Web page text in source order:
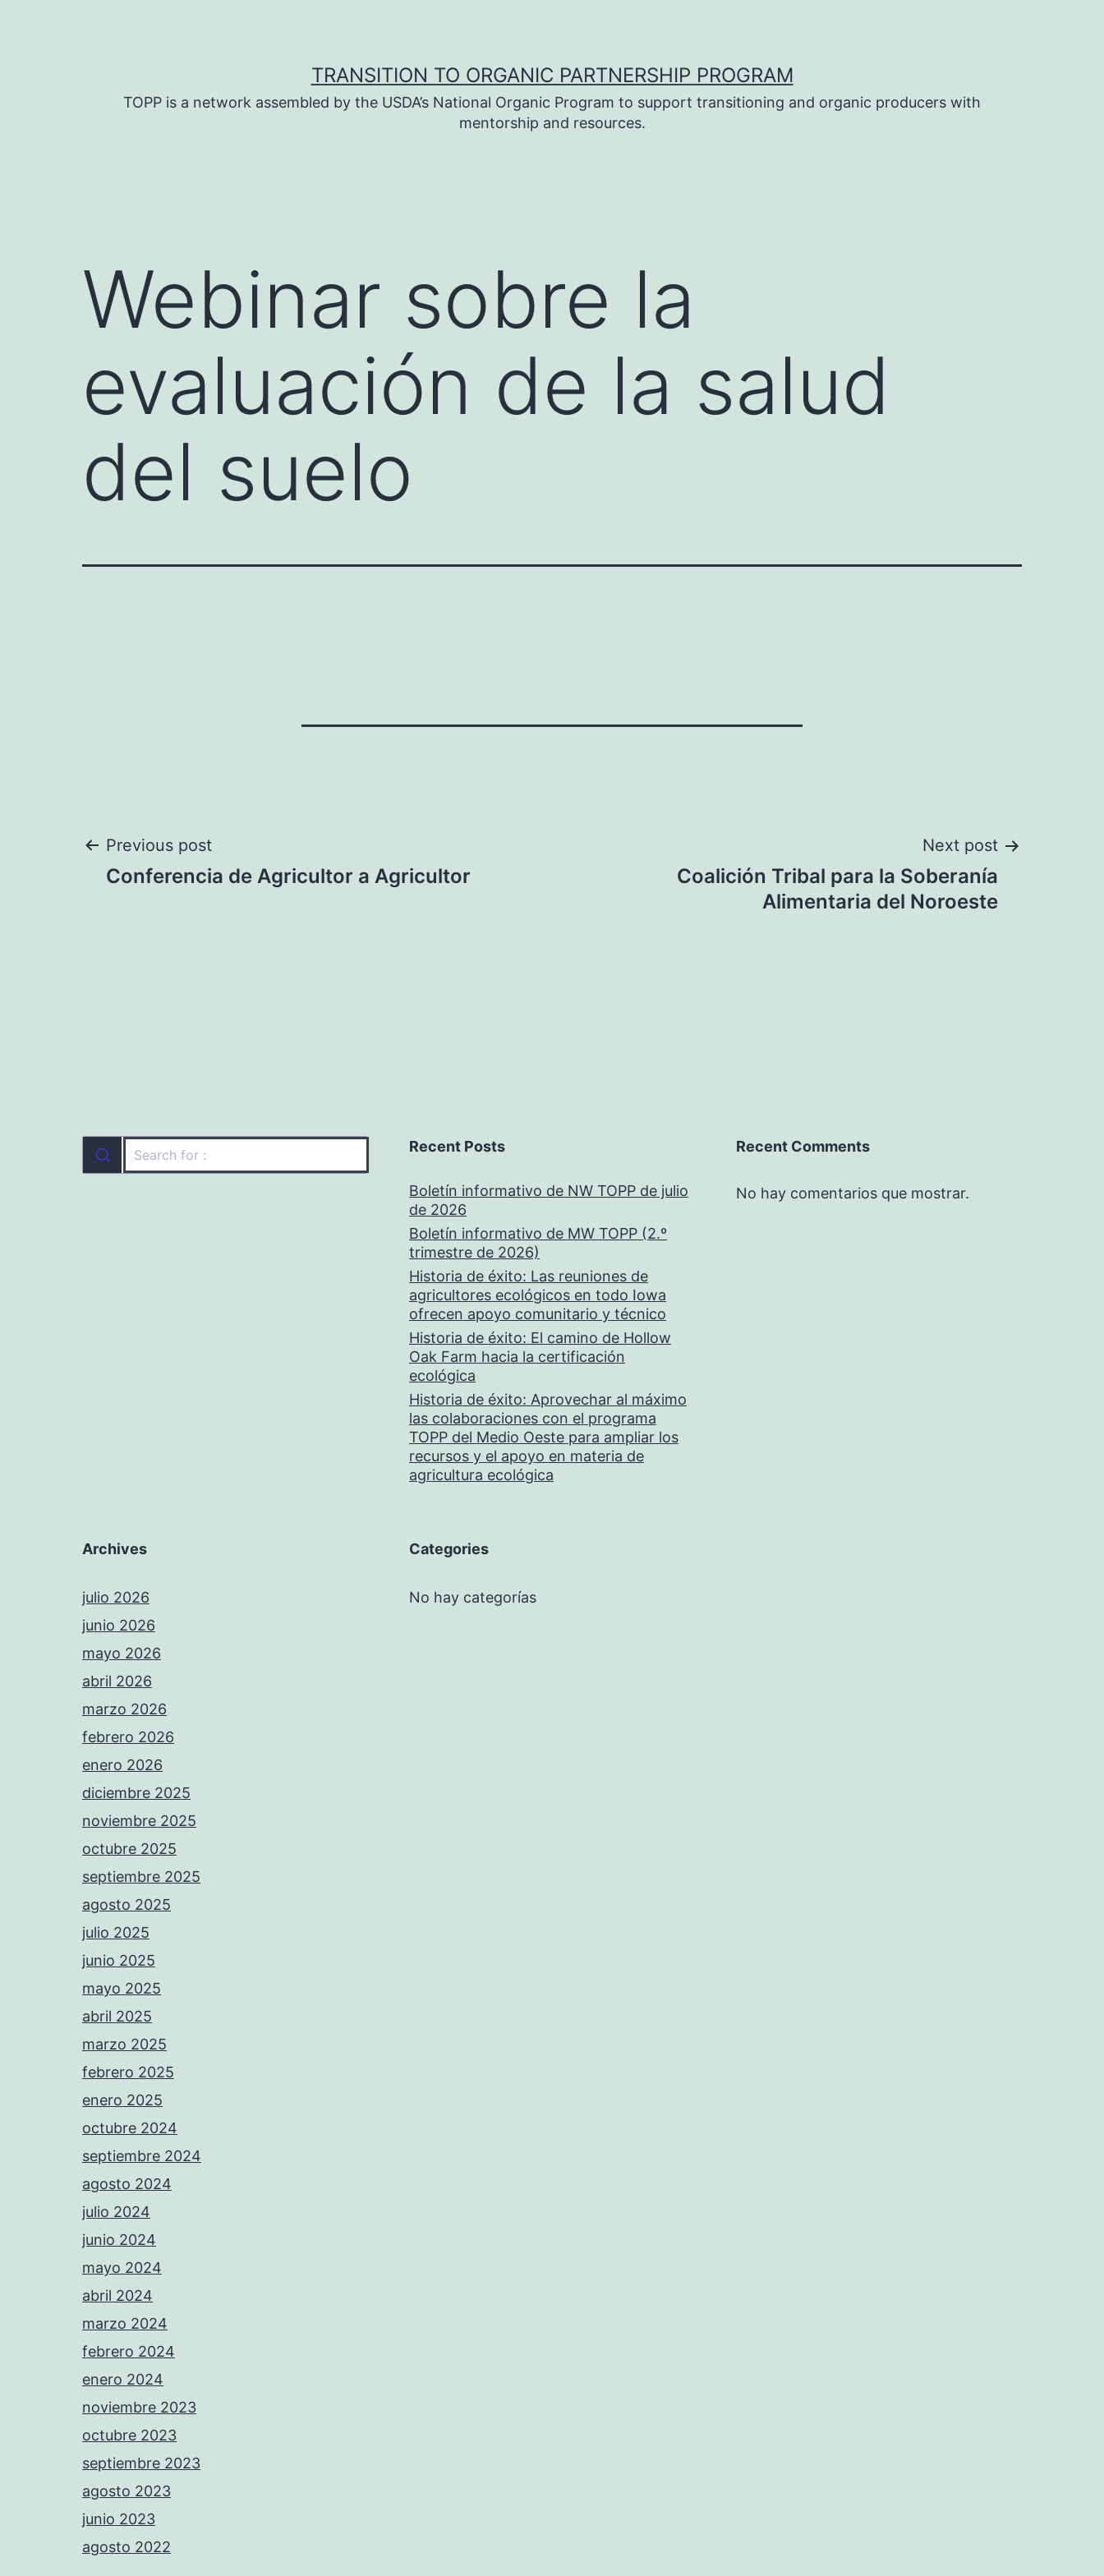
TRANSITION TO ORGANIC PARTNERSHIP PROGRAM
TOPP is a network assembled by the USDA’s National Organic Program to support transitioning and organic producers with
mentorship and resources.
Webinar sobre la
evaluación de la salud
del suelo
Navegación
Previous post
Conferencia de Agricultor a Agricultor
Next post
Coalición Tribal para la Soberanía
Alimentaria del Noroeste
Recent Posts
Boletín informativo de NW TOPP de julio
de 2026
Boletín informativo de MW TOPP (2.º
trimestre de 2026)
Historia de éxito: Las reuniones de
agricultores ecológicos en todo Iowa
ofrecen apoyo comunitario y técnico
Historia de éxito: El camino de Hollow
Oak Farm hacia la certificación
ecológica
Historia de éxito: Aprovechar al máximo
las colaboraciones con el programa
TOPP del Medio Oeste para ampliar los
recursos y el apoyo en materia de
agricultura ecológica
Recent Comments
No hay comentarios que mostrar.
Archives
julio 2026
junio 2026
mayo 2026
abril 2026
marzo 2026
febrero 2026
enero 2026
diciembre 2025
noviembre 2025
octubre 2025
septiembre 2025
agosto 2025
julio 2025
junio 2025
mayo 2025
abril 2025
marzo 2025
febrero 2025
enero 2025
octubre 2024
septiembre 2024
agosto 2024
julio 2024
junio 2024
mayo 2024
abril 2024
marzo 2024
febrero 2024
enero 2024
noviembre 2023
octubre 2023
septiembre 2023
agosto 2023
junio 2023
agosto 2022
Categories
No hay categorías